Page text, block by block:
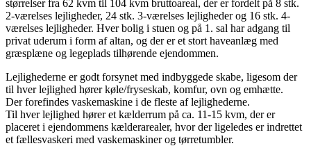
størrelser fra 62 kvm til 104 kvm bruttoareal, der er fordelt på 8 stk.
2-værelses lejligheder, 24 stk. 3-værelses lejligheder og 16 stk. 4-
værelses lejligheder. Hver bolig i stuen og på 1. sal har adgang til
privat uderum i form af altan, og der er et stort haveanlæg med
græsplæne og legeplads tilhørende ejendommen.
Lejlighederne er godt forsynet med indbyggede skabe, ligesom der
til hver lejlighed hører køle/fryseskab, komfur, ovn og emhætte.
Der forefindes vaskemaskine i de fleste af lejlighederne.
Til hver lejlighed hører et kælderrum på ca. 11-15 kvm, der er
placeret i ejendommens kælderarealer, hvor der ligeledes er indrettet
et fællesvaskeri med vaskemaskiner og tørretumbler.